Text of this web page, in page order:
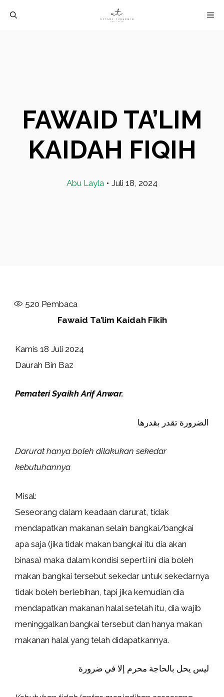
FAWAID TA’LIM
KAIDAH FIQIH
Abu Layla • Juli 18, 2024
520 Pembaca
Fawaid Ta’lim Kaidah Fikih
Kamis 18 Juli 2024
Daurah Bin Baz
Pemateri Syaikh Arif Anwar.
الضرورة تقدر بقدرها
Darurat hanya boleh dilakukan sekedar
kebutuhannya
Misal:
Seseorang dalam keadaan darurat, tidak
mendapatkan makanan selain bangkai/bangkai
apa saja (jika tidak makan bangkai itu dia akan
binasa) maka dalam kondisi seperti ini dia boleh
makan bangkai tersebut sekedar untuk sekedarnya
tidak boleh berlebihan, tapi jika kemudian dia
mendapatkan makanan halal setelah itu, dia wajib
meninggalkan bangkai tersebut dan hanya makan
makanan halal yang telah didapatkannya.
ليس يحل بالحاجة محرم إلا في ضرورة